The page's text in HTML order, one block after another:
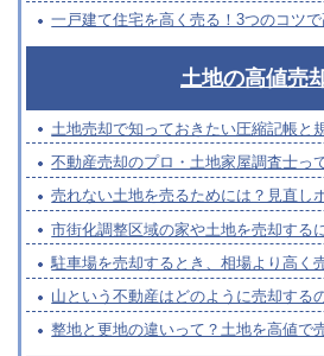
一戸建て住宅を高く売る！3つのコツ
土地の高値売
土地売却で知っておきたい圧縮記帳と
不動産売却のプロ・土地家屋調査士っ
売れない土地を売るためには？見直し
市街化調整区域の家や土地を売却する
駐車場を売却するとき、相場より高く
山という不動産はどのように売却する
整地と更地の違いって？土地を高値で